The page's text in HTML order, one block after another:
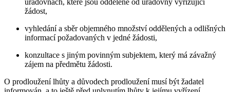
žádost,
vyhledání a sběr objemného množství oddělených a odlišných
informací požadovaných v jedné žádosti,
konzultace s jiným povinným subjektem, který má závažný
zájem na předmětu žádosti.
O prodloužení lhůty a důvodech prodloužení musí být žadatel